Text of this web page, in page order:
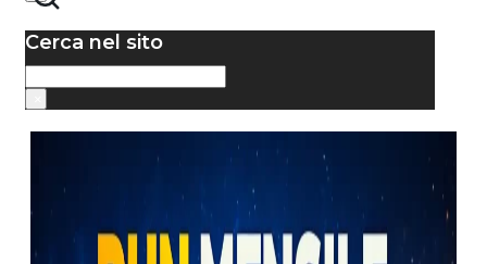
Cerca nel sito